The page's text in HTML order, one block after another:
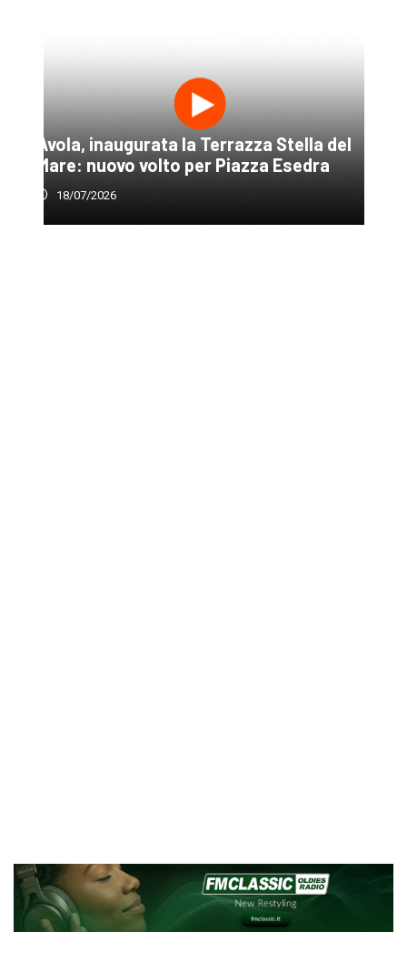
Avola, inaugurata la Terrazza Stella del
Mare: nuovo volto per Piazza Esedra
18/07/2026